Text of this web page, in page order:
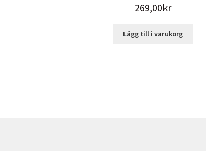
269,00kr
Lägg till i varukorg